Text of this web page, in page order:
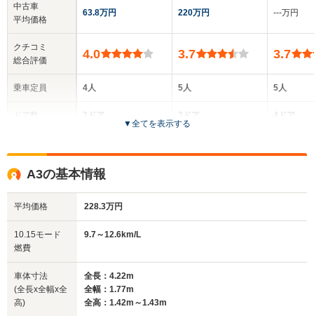
中古車
平均価格
クチコミ
総合評価
乗車定員
サイズ
(全長x全幅x全高)
63.8万円
4.0
4人
3ドア
全高
全長
-m
220万円
3.7
5人
3ドア
全高
‐‐‐万円
3.7
5人
4ドア
全高
▼全てを表示する
A3の基本情報
平均価格 228.3万円
10.15モード
燃費
9.7～12.6km/L
車体寸法
(全長x全幅x全
高)
全長：4.22m
全幅：1.77m
全高：1.42m～1.43m